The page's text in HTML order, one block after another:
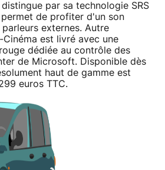
par sa technologie SRS
de profiter d'un son
externes. Autre
est livré avec une
dédiée au contrôle des
de Microsoft. Disponible dès
haut de gamme est
euros TTC.